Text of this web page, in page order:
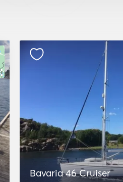
Bavaria 46 Cruiser